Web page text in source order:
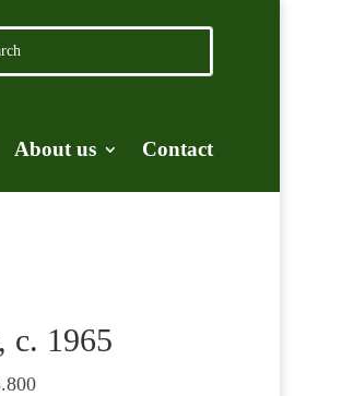
About us Contact
c. 1965